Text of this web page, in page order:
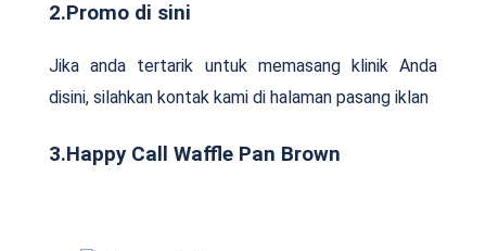
2.Promo di sini
Jika anda tertarik untuk memasang klinik Anda
disini, silahkan kontak kami di halaman pasang iklan
3.Happy Call Waffle Pan Brown